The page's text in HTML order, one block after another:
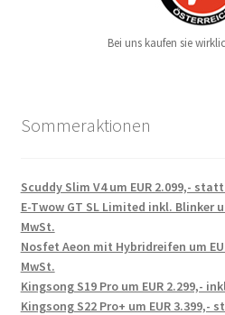
Bei uns kaufen sie
Sommeraktionen
Scuddy Slim V4 um EUR 2.099,-
E-Twow GT SL Limited inkl. Blinker
MwSt.
Nosfet Aeon mit Hybridreifen um
MwSt.
Kingsong S19 Pro um EUR 2.299,-
Kingsong S22 Pro+ um EUR 3.399,-